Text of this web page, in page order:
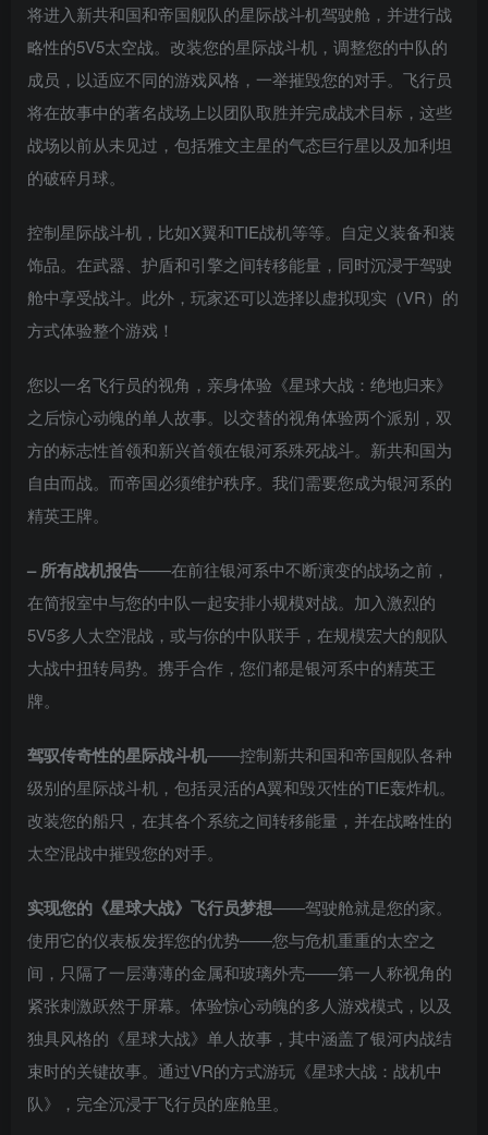
将进入新共和国和帝国舰队的星际战斗机驾驶舱，并进行战
略性的5V5太空战。改装您的星际战斗机，调整您的中队的
成员，以适应不同的游戏风格，一举摧毁您的对手。飞行员
将在故事中的著名战场上以团队取胜并完成战术目标，这些
战场以前从未见过，包括雅文主星的气态巨行星以及加利坦
的破碎月球。
控制星际战斗机，比如X翼和TIE战机等等。自定义装备和装
饰品。在武器、护盾和引擎之间转移能量，同时沉浸于驾驶
舱中享受战斗。此外，玩家还可以选择以虚拟现实（VR）的
方式体验整个游戏！
您以一名飞行员的视角，亲身体验《星球大战：绝地归来》
之后惊心动魄的单人故事。以交替的视角体验两个派别，双
方的标志性首领和新兴首领在银河系殊死战斗。新共和国为
自由而战。而帝国必须维护秩序。我们需要您成为银河系的
精英王牌。
– 所有战机报告——在前往银河系中不断演变的战场之前，
在简报室中与您的中队一起安排小规模对战。加入激烈的
5V5多人太空混战，或与你的中队联手，在规模宏大的舰队
大战中扭转局势。携手合作，您们都是银河系中的精英王
牌。
驾驭传奇性的星际战斗机——控制新共和国和帝国舰队各种
级别的星际战斗机，包括灵活的A翼和毁灭性的TIE轰炸机。
改装您的船只，在其各个系统之间转移能量，并在战略性的
太空混战中摧毁您的对手。
实现您的《星球大战》飞行员梦想——驾驶舱就是您的家。
使用它的仪表板发挥您的优势——您与危机重重的太空之
间，只隔了一层薄薄的金属和玻璃外壳——第一人称视角的
紧张刺激跃然于屏幕。体验惊心动魄的多人游戏模式，以及
独具风格的《星球大战》单人故事，其中涵盖了银河内战结
束时的关键故事。通过VR的方式游玩《星球大战：战机中
队》，完全沉浸于飞行员的座舱里。